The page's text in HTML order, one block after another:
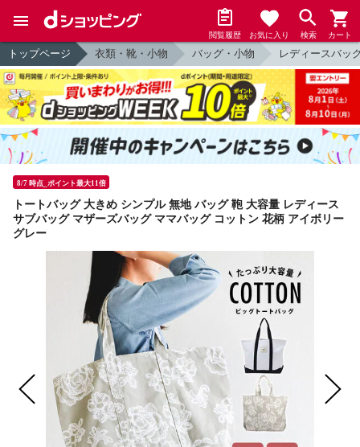
閲覧履歴 お気に入り 検索 カート
トップページ 衣類・靴・小物 バッグ・小物 レディースバッ
8/7 時点_ポイント最大11倍
トートバッグ 大きめ シンプル 無地 バッグ 鞄 大容量 レディース
サブバッグ マザーズバッグ ママバッグ コットン 花柄 アイボリー
グレー